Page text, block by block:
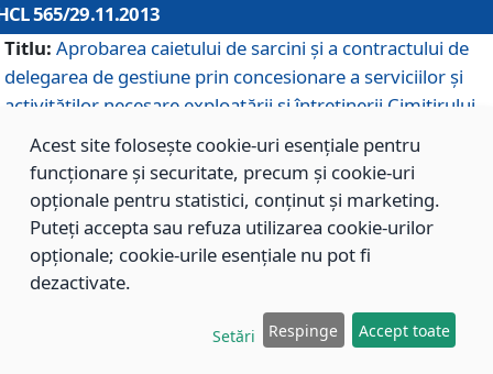
565/29.11.2013
Titlu: Aprobarea caietului de sarcini şi a contractului de
delegarea de gestiune prin concesionare a serviciilor şi
activităţilor necesare exploatării şi întreţinerii Cimitirului
Municipal Braşov situat în str. Dimitrie Anghel nr. 19.
564/29.11.2013
Titlu: Completarea şi modificarea H.C.L. nr. 446/2013,
care s-a aprobat studiul de fundamentare pentru
Acest site folosește cookie-uri esențiale pentru
funcționare și securitate, precum și cookie-uri
opționale pentru statistici, conținut și marketing.
Puteți accepta sau refuza utilizarea cookie-urilor
opționale; cookie-urile esențiale nu pot fi
dezactivate.
Setări Respinge Accept toate